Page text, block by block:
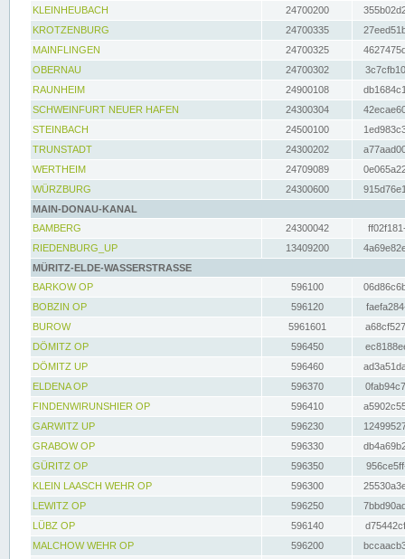
KLEINHEUBACH 24700200
KROTZENBURG
24700335
MAINFLINGEN
24700325
OBERNAU
24700302
RAUNHEIM
24900108
SCHWEINFURT NEUER HAFEN
24300304
STEINBACH
24500100
TRUNSTADT
24300202
WERTHEIM
24709089
WÜRZBURG
24300600
MAIN-DONAU-KANAL
BAMBERG
24300042
RIEDENBURG_UP
13409200
MÜRITZ-ELDE-WASSERSTRASSE
BARKOW OP
596100
BOBZIN OP
596120
BUROW
5961601
DÖMITZ OP
596450
DÖMITZ UP
596460
ELDENA OP
596370
FINDENWIRUNSHIER OP
596410
GARWITZ UP
596230
GRABOW OP
596330
GÜRITZ OP
596350
KLEIN LAASCH WEHR OP
596300
LEWITZ OP
596250
LÜBZ OP
596140
MALCHOW WEHR OP
596200